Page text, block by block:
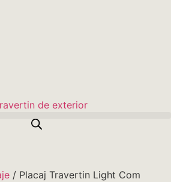
/ Placaj Travertin Light Com